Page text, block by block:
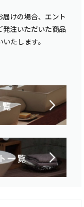
届けの場合、エント
注いただいた商品
たします。